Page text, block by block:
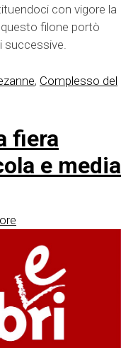
con vigore la
filone portò
successive.
, Complesso del
fiera
e media